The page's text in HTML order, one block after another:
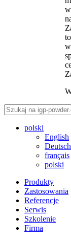
polski
English
Deutsch
français
polski
Produkty
Zastosowania
Referencje
Serwis
Szkolenie
Firma